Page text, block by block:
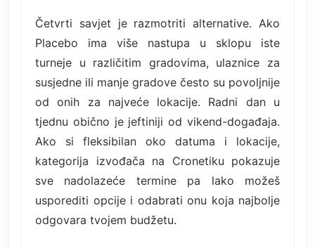
Četvrti savjet je razmotriti alternative. Ako
Placebo ima više nastupa u sklopu iste
turneje u različitim gradovima, ulaznice za
susjedne ili manje gradove često su povoljnije
od onih za najveće lokacije. Radni dan u
tjednu obično je jeftiniji od vikend-događaja.
Ako si fleksibilan oko datuma i lokacije,
kategorija izvođača na Cronetiku pokazuje
sve nadolazeće termine pa lako možeš
usporediti opcije i odabrati onu koja najbolje
odgovara tvojem budžetu.